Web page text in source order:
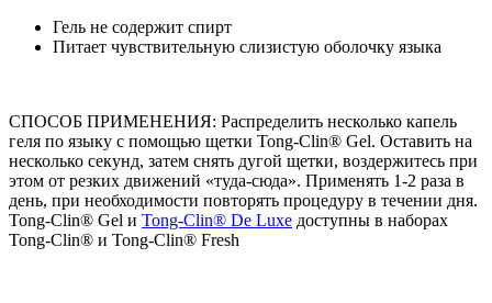
Гель не содержит спирт
Питает чувствительную слизистую оболочку языка
СПОСОБ ПРИМЕНЕНИЯ: Распределить несколько капель
геля по языку с помощью щетки Tong-Clin® Gel. Оставить на
несколько секунд, затем снять дугой щетки, воздержитесь при
этом от резких движений «туда-сюда». Применять 1-2 раза в
день, при необходимости повторять процедуру в течении дня.
Tong-Clin® Gel и Tong-Clin® De Luxe доступны в наборах
Tong-Clin® и Tong-Clin® Fresh